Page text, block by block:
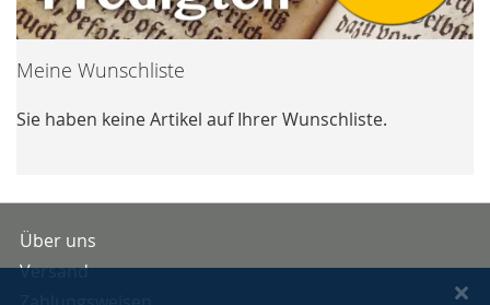
Meine Wunschliste
Sie haben keine Artikel auf Ihrer Wunschliste.
Über uns
Versand